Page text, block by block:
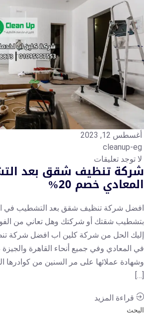
12, 2023
توجد تعليقات
تنظيف شقق بعد
خصم 20%
شركة تنظيف شقق بعد التشطيب في
شقتك أو شركتك وهل تعاني من
الحل من شركة كلين اب افضل شركة
المعادي وفي جميع أنحاء القاهرة والجيزة
عملائها على مر السنين من كوادرها
قراءة المزيد